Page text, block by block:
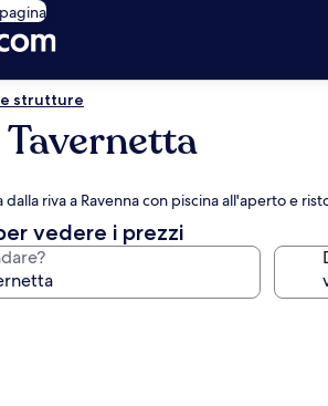
strutture
riva a Ravenna con piscina all'aperto e
vedere i prezzi